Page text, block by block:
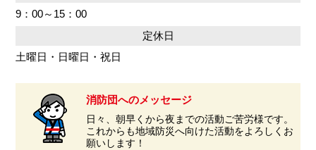
9：00～15：00
定休日
土曜日・日曜日・祝日
消防団へのメッセージ
日々、朝早くから夜までの活動ご苦労様です。
これからも地域防災へ向けた活動をよろしくお
願いします！